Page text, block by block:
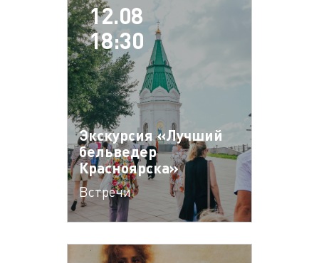
12.08
18:30
Экскурсия «Лучший
бельведер
Красноярска»
Встречи